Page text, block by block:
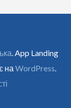
. App Landing
на WordPress